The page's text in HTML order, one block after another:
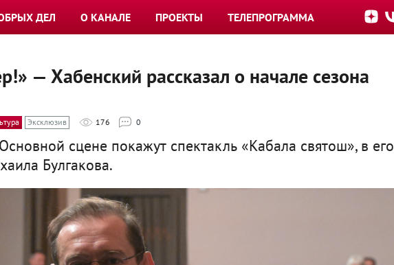
ДЕЛ О КАНАЛЕ ПРОЕКТЫ ТЕЛЕПРОГРАММА
— Хабенский рассказал о начале сезона
Эксклюзив 176 0
сцене покажут спектакль «Кабала святош», в его
Булгакова.